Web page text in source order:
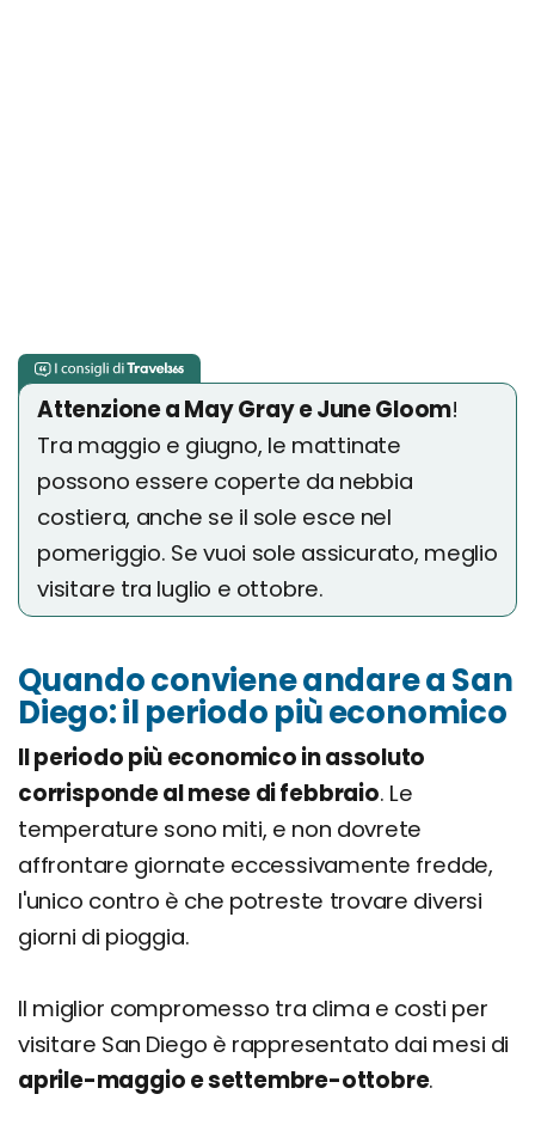
Attenzione a May Gray e June Gloom!
Tra maggio e giugno, le mattinate
possono essere coperte da nebbia
costiera, anche se il sole esce nel
pomeriggio. Se vuoi sole assicurato, meglio
visitare tra luglio e ottobre.
Quando conviene andare a San
Diego: il periodo più economico
Il periodo più economico in assoluto
corrisponde al mese di febbraio. Le
temperature sono miti, e non dovrete
affrontare giornate eccessivamente fredde,
l'unico contro è che potreste trovare diversi
giorni di pioggia.
Il miglior compromesso tra clima e costi per
visitare San Diego è rappresentato dai mesi di
aprile-maggio e settembre-ottobre.